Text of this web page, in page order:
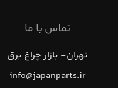
تماس با ما
تهران- بازار چراغ برق
info@japanparts.ir